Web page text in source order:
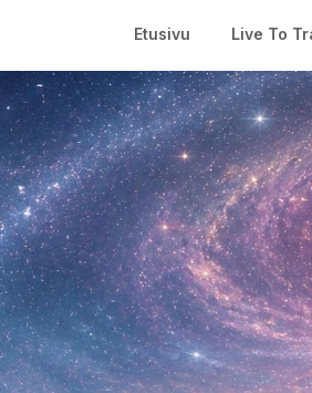
Etusivu Live To